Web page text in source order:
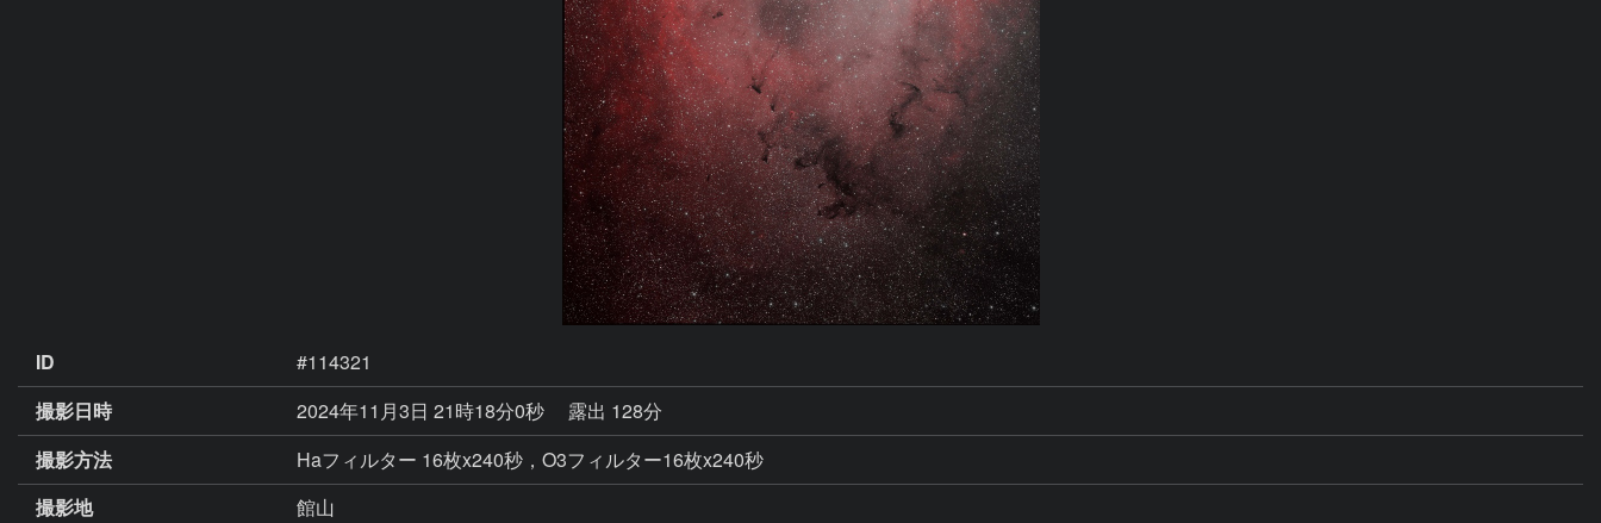
ID
#114321
撮影日時
2024年11月3日 21時18分0秒
露出 128分
撮影方法
Haフィルター 16枚x240秒，O3フィルター16枚x240秒
撮影地
館山